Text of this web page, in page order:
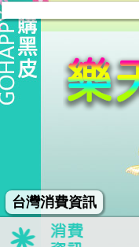
台灣消費資訊